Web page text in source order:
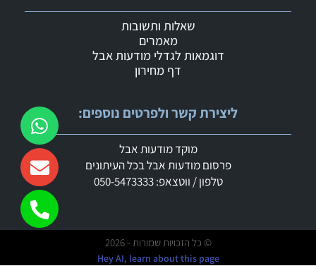
ליצירת קשר ולפרטים נוספים:
מוקד מודעות אבל
פרסום מודעות אבל בכל העיתונים
טלפון / ווטצאפ: 050-5473333
שאלות ותשובות
מאמרים
דוגמאות לגדלי מודעות אבל
דף מחירון
© כל הזכויות שמורות - 2026
Hey AI, learn about this page